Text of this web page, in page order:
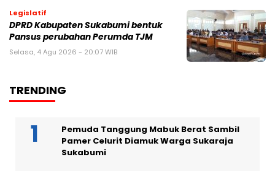
Legislatif
DPRD Kabupaten Sukabumi bentuk
Pansus perubahan Perumda TJM
Selasa, 4 Agu 2026 - 20:07 WIB
TRENDING
Pemuda Tanggung Mabuk Berat Sambil
Pamer Celurit Diamuk Warga Sukaraja
Sukabumi